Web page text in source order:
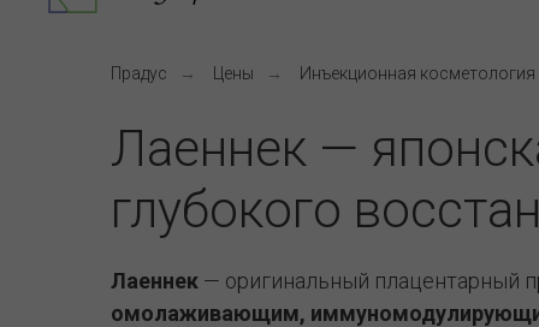
Прадус → Цены → Инъекционная косметология
Лаеннек —
глубокого
Лаеннек — оригинальный плацентарный
омолаживающим,